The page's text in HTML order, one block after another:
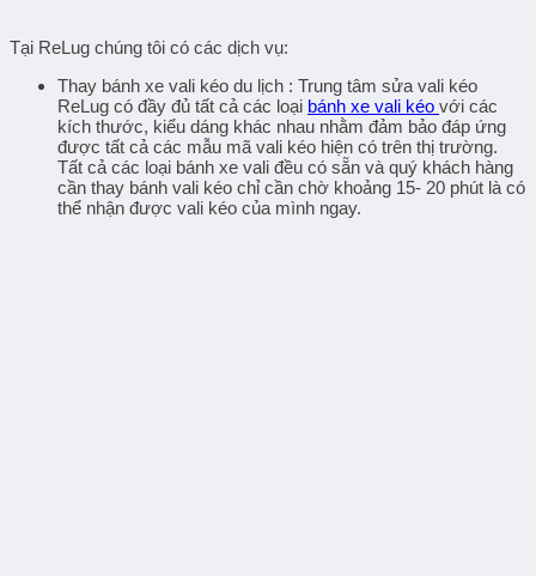
Tại ReLug chúng tôi có các dịch vụ:
Thay bánh xe vali kéo du lịch : Trung tâm sửa vali kéo
ReLug có đầy đủ tất cả các loại bánh xe vali kéo với các
kích thước, kiểu dáng khác nhau nhằm đảm bảo đáp ứng
được tất cả các mẫu mã vali kéo hiện có trên thị trường.
Tất cả các loại bánh xe vali đều có sẵn và quý khách hàng
cần thay bánh vali kéo chỉ cần chờ khoảng 15- 20 phút là có
thể nhận được vali kéo của mình ngay.